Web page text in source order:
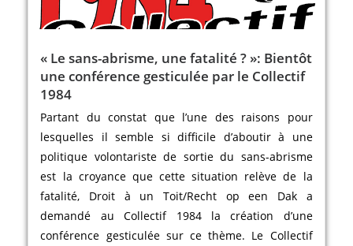
« Le sans-abrisme, une fatalité ? »: Bientôt
une conférence gesticulée par le Collectif
1984
Partant du constat que l’une des raisons pour
lesquelles il semble si difficile d’aboutir à une
politique volontariste de sortie du sans-abrisme
est la croyance que cette situation relève de la
fatalité, Droit à un Toit/Recht op een Dak a
demandé au Collectif 1984 la création d’une
conférence gesticulée sur ce thème. Le Collectif